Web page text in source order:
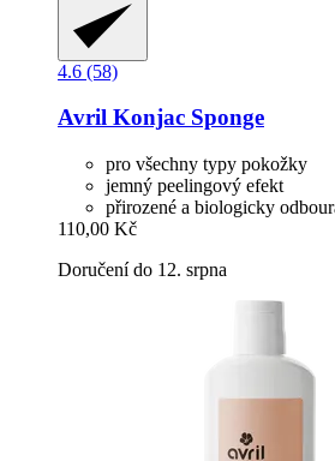
4.6 (58)
Avril Konjac Sponge
pro všechny typy pokožky
jemný peelingový efekt
přirozené a biologicky
110,00 Kč
Doručení do 12. srpna